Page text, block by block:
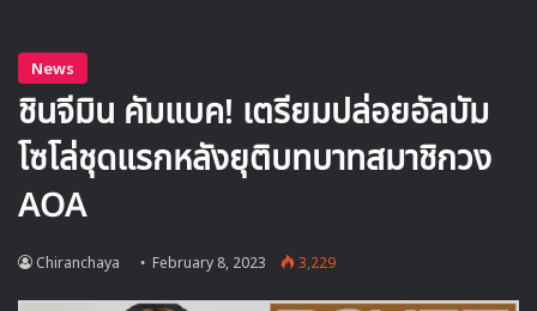
คิมมินกยู ได้เปิดเผยเหตุผลที่ตัดสินใจรับบทในเรื่องนี้ว่า “ผม
ครับ เพราะผมมีความคิดที่อยากจะแสดงบทบาทใหม่ๆ อยู่เสมอ
ในเรื่องของการทำงานผมจะโฟกัสในส่วนนี้เป็นพิเศษครับ”